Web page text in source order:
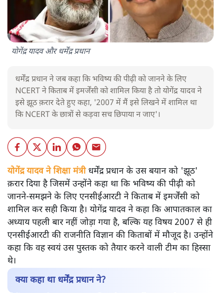
योगेंद्र यादव और धर्मेंद्र प्रधान
धर्मेंद्र प्रधान ने जब कहा कि भविष्य की पीढ़ी को जानने के लिए
NCERT ने किताब में इमर्जेंसी को शामिल किया है तो योगेंद्र यादव ने
इसे झूठ क़रार देते हुए कहा, '2007 में मैं इसे लिखने में शामिल था
कि NCERT के छात्रों से कड़वा सच छिपाया न जाए'।
योगेंद्र यादव ने शिक्षा मंत्रीधर्मेंद्र प्रधान के उस बयान को 'झूठ'
क़रार दिया है जिसमें उन्होंने कहा था कि भविष्य की पीढ़ी को
जानने-समझने के लिए एनसीईआरटी ने किताब में इमर्जेंसी को
शामिल कर सही किया है। योगेंद्र यादव ने कहा कि आपातकाल का
अध्याय पहली बार नहीं जोड़ा गया है, बल्कि यह विषय 2007 से ही
एनसीईआरटी की राजनीति विज्ञान की किताबों में मौजूद है। उन्होंने
कहा कि वह स्वयं उस पुस्तक को तैयार करने वाली टीम का हिस्सा
थे।
क्या कहा था धर्मेंद्र प्रधान ने?